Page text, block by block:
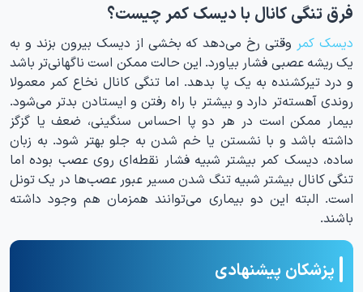
فرق تنگی کانال با دیسک کمر چیست؟
دیسک کمر وقتی رخ می‌دهد که بخشی از دیسک بیرون بزند و به
یک ریشه عصبی فشار بیاورد. این حالت ممکن است ناگهانی‌تر باشد
و درد تیرکشنده به یک پا بدهد. اما تنگی کانال نخاع کمر معمولا
روندی آهسته‌تر دارد و بیشتر با راه رفتن و ایستادن بدتر می‌شود.
بیمار ممکن است در هر دو پا احساس سنگینی، ضعف یا گزگز
داشته باشد و با نشستن یا خم شدن به جلو بهتر شود. به زبان
ساده، دیسک کمر بیشتر شبیه فشار نقطه‌ای روی عصب بوده اما
تنگی کانال بیشتر شبیه تنگ شدن مسیر عبور عصب‌ها در یک تونل
است. البته این دو بیماری می‌توانند همزمان هم وجود داشته
باشند.
پزشکان پیشنهادی